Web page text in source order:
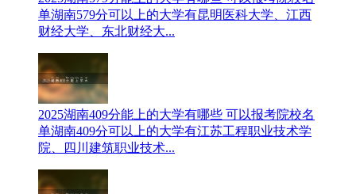
单湖南579分可以上的大学有昆明医科大学、江西
财经大学、东北财经大...
2025湖南409分能上的大学有哪些 可以报考院校名
单湖南409分可以上的大学有江苏工程职业技术学
院、四川建筑职业技术...